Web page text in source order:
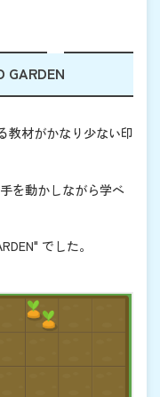
GARDEN
教材がかなり少ない印
を動かしながら学べ
でした。